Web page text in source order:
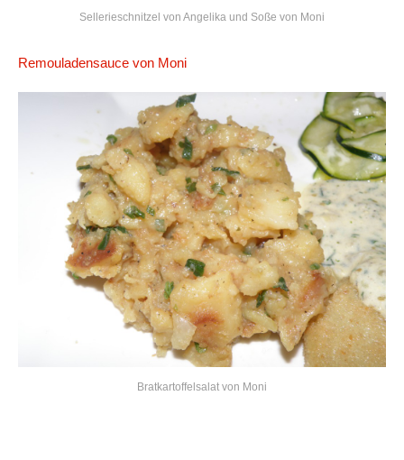
Sellerieschnitzel von Angelika und Soße von Moni
Remouladensauce von Moni
Bratkartoffelsalat von Moni